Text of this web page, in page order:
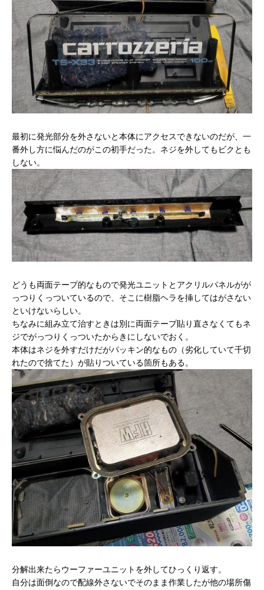
最初に発光部分を外さないと本体にアクセスできないのだが、一
番外し方に悩んだのがこの初手だった。ネジを外してもビクとも
しない。
どうも両面テープ的なもので発光ユニットとアクリルパネルがが
っつりくっついているので、そこに樹脂ヘラを挿してはがさない
といけないらしい。
ちなみに組み立て治すときは別に両面テープ貼り直さなくてもネ
ジでがっつりくっついたからきにしないでおく。
本体はネジを外すだけだがパッキン的なもの（劣化していて千切
れたので捨てた）が貼りついている箇所もある。
分解出来たらウーファーユニットを外してひっくり返す。
自分は面倒なので配線外さないでそのまま作業したが他の場所傷